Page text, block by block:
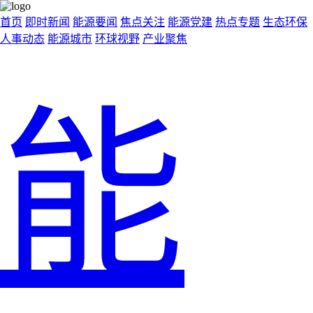
首页 即时新闻 能源要闻 焦点关注 能源党建 热点专题 生态环保
人事动态 能源城市 环球视野 产业聚焦
能